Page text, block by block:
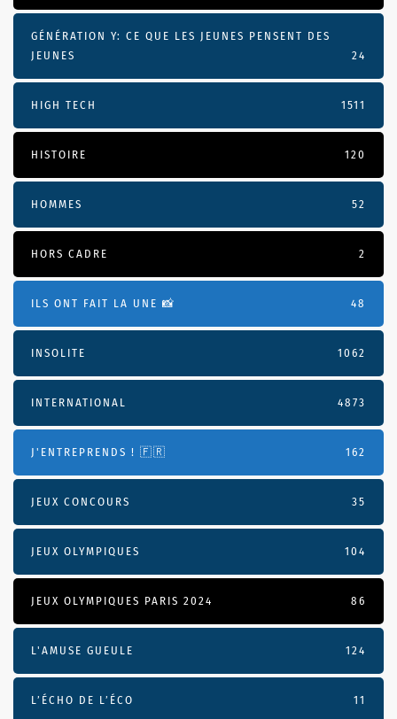
GÉNÉRATION Y: CE QUE LES JEUNES PENSENT DES
JEUNES
24
HIGH TECH 1511
HISTOIRE 120
HOMMES 52
HORS CADRE 2
ILS ONT FAIT LA UNE 📸 48
INSOLITE 1062
INTERNATIONAL 4873
J'ENTREPRENDS ! 🇫🇷 162
JEUX CONCOURS 35
JEUX OLYMPIQUES 104
JEUX OLYMPIQUES PARIS 2024 86
L'AMUSE GUEULE 124
L’ÉCHO DE L’ÉCO 11